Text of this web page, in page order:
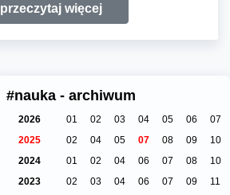
przeczytaj więcej
#nauka - archiwum
2026 01 02 03 04 05 06
07
2025
02 04 05 07 08 09
10
2024
01 02 04 06 07 08
10
2023
02 03 04 06 07 09
11